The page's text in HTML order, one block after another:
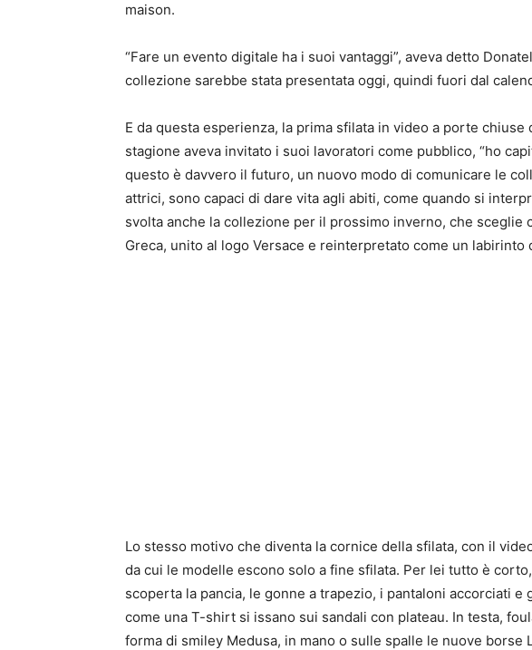
maison.
“Fare un evento digitale ha i suoi vantaggi”, aveva detto
collezione sarebbe stata presentata oggi, quindi fuori dal
E da questa esperienza, la prima sfilata in video a porte chiuse
stagione aveva invitato i suoi lavoratori come pubblico, “ho
questo è davvero il futuro, un nuovo modo di comunicare le
attrici, sono capaci di dare vita agli abiti, come quando si
svolta anche la collezione per il prossimo inverno, che sceglie
Greca, unito al logo Versace e reinterpretato come un labirinto
Lo stesso motivo che diventa la cornice della sfilata, con il
da cui le modelle escono solo a fine sfilata. Per lei tutto è
scoperta la pancia, le gonne a trapezio, i pantaloni accorciati e
come una T-shirt si issano sui sandali con plateau. In testa,
forma di smiley Medusa, in mano o sulle spalle le nuove borse